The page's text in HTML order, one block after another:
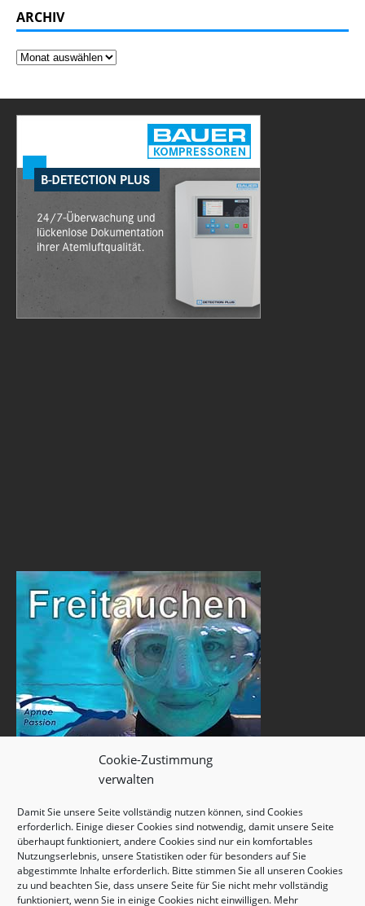
Cookie-Zustimmung
verwalten
Damit Sie unsere Seite vollständig nutzen können, sind Cookies
erforderlich. Einige dieser Cookies sind notwendig, damit unsere Seite
überhaupt funktioniert, andere Cookies sind nur ein komfortables
Nutzungserlebnis, unsere Statistiken oder für besonders auf Sie
abgestimmte Inhalte erforderlich. Bitte stimmen Sie all unseren Cookies
zu und beachten Sie, dass unsere Seite für Sie nicht mehr vollständig
funktioniert, wenn Sie in einige Cookies nicht einwilligen. Mehr
ARCHIV